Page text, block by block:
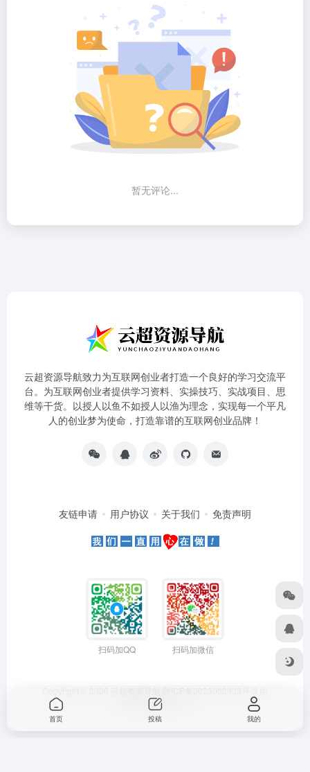
暂无评论...
云超资源导航致力为互联网创业者打造一个良好的学习交流平
台。为互联网创业者提供学习资料、实操技巧、实战项目、思
维等干货。以授人以鱼不如授人以渔为理念，实现每一个平凡
人的创业梦为使命，打造靠谱的互联网创业品牌！
友链申请 用户协议 关于我们 免责声明
扫码加QQ 扫码加微信
OneNav强力驱动
首页 投稿 我的